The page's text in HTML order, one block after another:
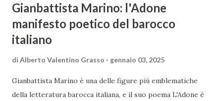
Gianbattista Marino: l'Adone
manifesto poetico del barocco
italiano
di Alberto Valentino Grasso gennaio 03, 2025
Gianbattista Marino è una delle figure più emblematiche
della letteratura barocca italiana, e il suo poema L'Adone è